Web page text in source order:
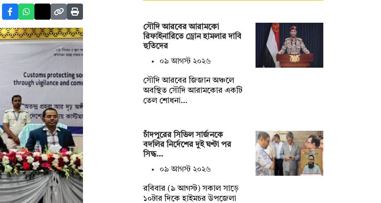
সৌদি আরবের আরামকো
রিফাইনারিতে ড্রোন হামলার দাবি
হুতিদের
০৯ আগস্ট ২০২৬
সৌদি আরবের জিজান অঞ্চলে
অবস্থিত সৌদি আরামকোর একটি
তেল শোধনা…
চাঁদপুরের সিভিল সার্জনকে
বদলির নির্দেশের দুই ঘণ্টা পর
সিদ্ধ…
০৯ আগস্ট ২০২৬
রবিবার (৯ আগস্ট) সকাল সাড়ে
১০টার দিকে হাইমচর উপজেলা